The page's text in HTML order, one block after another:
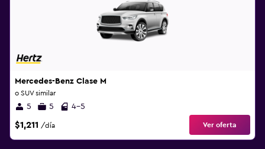
Mercedes-Benz Clase M
o SUV similar
5 5 4-5
$1,211 /día Ver oferta